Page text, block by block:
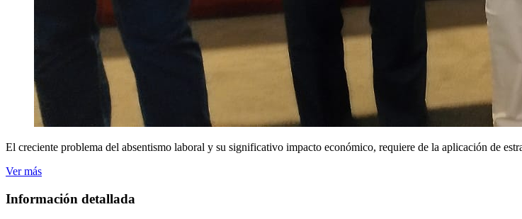
El creciente problema del absentismo laboral y su significativo impacto económico, requiere de la aplicación de
Ver más
Información detallada